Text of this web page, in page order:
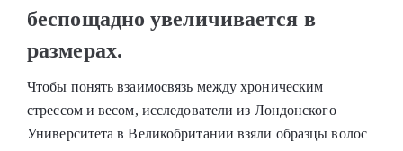
беспощадно увеличивается в
размерах.
Чтобы понять взаимосвязь между хроническим
стрессом и весом, исследователи из Лондонского
Университета в Великобритании взяли образцы волос